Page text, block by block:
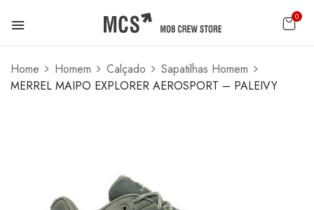
0
Home Homem Calçado
Sapatilhas Homem
MERREL MAIPO EXPLORER AEROSPORT – PALEIVY